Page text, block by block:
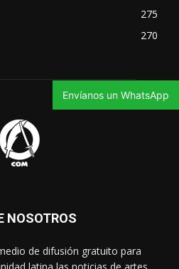
275
270
NOSOTROS
de difusión gratuito para
Envíanos un WhatsApp